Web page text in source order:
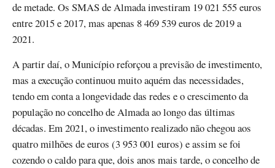
de metade. Os SMAS de Almada investiram 19 021 555 euros
entre 2015 e 2017, mas apenas 8 469 539 euros de 2019 a
2021.
A partir daí, o Município reforçou a previsão de investimento,
mas a execução continuou muito aquém das necessidades,
tendo em conta a longevidade das redes e o crescimento da
população no concelho de Almada ao longo das últimas
décadas. Em 2021, o investimento realizado não chegou aos
quatro milhões de euros (3 953 001 euros) e assim se foi
cozendo o caldo para que, dois anos mais tarde, o concelho de